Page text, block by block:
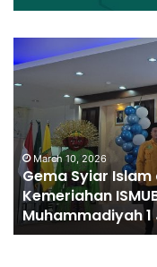
March 10, 2026
Gema Syiar
Kemeriahan
Muhammadiyah